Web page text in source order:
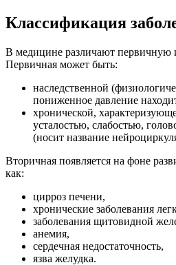
Классификация
В медицине различают
Первичная может быть:
наследственной
пониженное давление
хронической,
усталостью, слабостью,
(носит название
Вторичная появляется на фоне
как:
цирроз печени,
хронические заболевания
заболевания щитовидной
анемия,
сердечная недостаточность,
язва желудка.